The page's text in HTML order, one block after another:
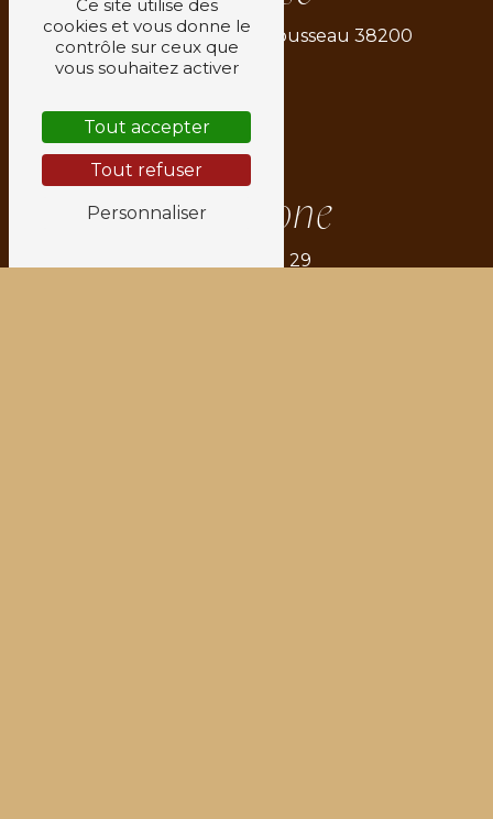
6 Rue Jean-Jacques Rousseau 38200
Vienne
Téléphone
06 77 89 77 29
Ce site utilise des
cookies et vous donne le
contrôle sur ceux que
vous souhaitez activer
Tout accepter
Tout refuser
Personnaliser